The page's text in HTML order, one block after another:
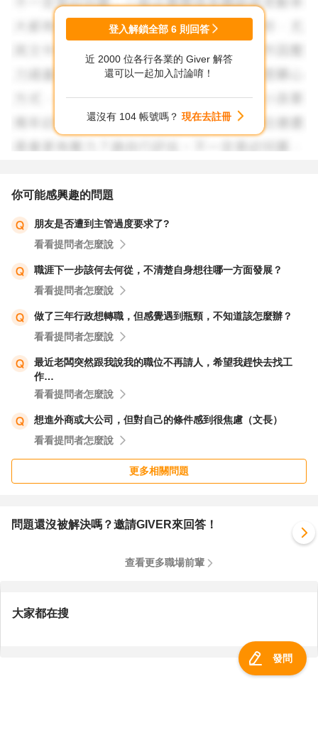
登入解鎖全部 6 則回答
近 2000 位各行各業的 Giver 解答
還可以一起加入討論唷！
還沒有 104 帳號嗎？ 現在去註冊
你可能感興趣的問題
朋友是否遭到主管過度要求了?
看看提問者怎麼說
職涯下一步該何去何從，不清楚自身想往哪一方面發展？
看看提問者怎麼說
做了三年行政想轉職，但感覺遇到瓶頸，不知道該怎麼辦？
看看提問者怎麼說
最近老闆突然跟我說我的職位不再請人，希望我趕快去找工
作…
看看提問者怎麼說
想進外商或大公司，但對自己的條件感到很焦慮（文長）
看看提問者怎麼說
更多相關問題
問題還沒被解決嗎？邀請GIVER來回答！
查看更多職場前輩
大家都在搜
發問